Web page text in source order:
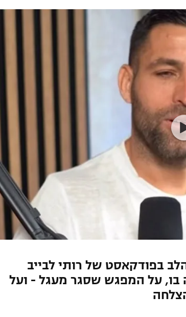
ליגה סינית
ליגה ברזילאית
ליגות נוספות
בפודקאסט של רותי לבייב
בו, על המפגש שסגר מעגל - ועל